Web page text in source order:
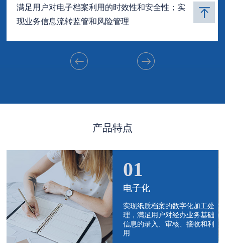
满足用户对电子档案利用的时效性和安全性；实
现业务信息流转监管和风险管理
产品特点
01
电子化
实现纸质档案的数字化加工处
理，满足用户对经办业务基础
信息的录入、审核、接收和利
用